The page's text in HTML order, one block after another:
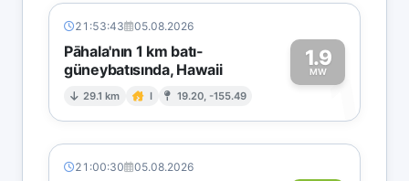
21:53:43 05.08.2026
Pāhala'nın 1 km batı-
güneybatısında, Hawaii
29.1 km I 19.20, -155.49
1.9
MW1
21:00:30 05.08.2026